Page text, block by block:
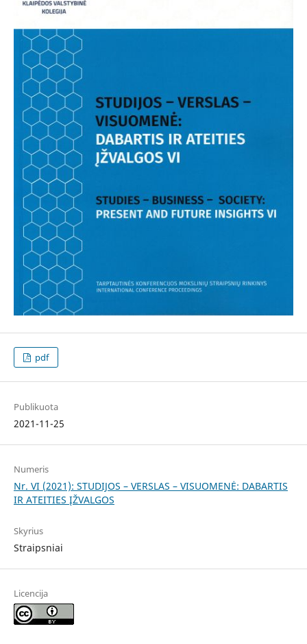
pdf
Publikuota
2021-11-25
Numeris
Nr. VI (2021): STUDIJOS – VERSLAS – VISUOMENĖ: DABARTIS
IR ATEITIES ĮŽVALGOS
Skyrius
Straipsniai
Licencija